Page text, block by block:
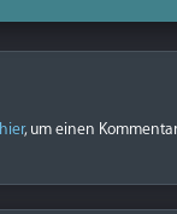
hier, um einen